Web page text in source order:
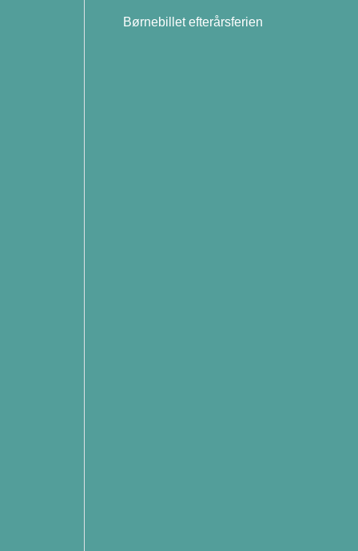
Børnebillet efterårsferien